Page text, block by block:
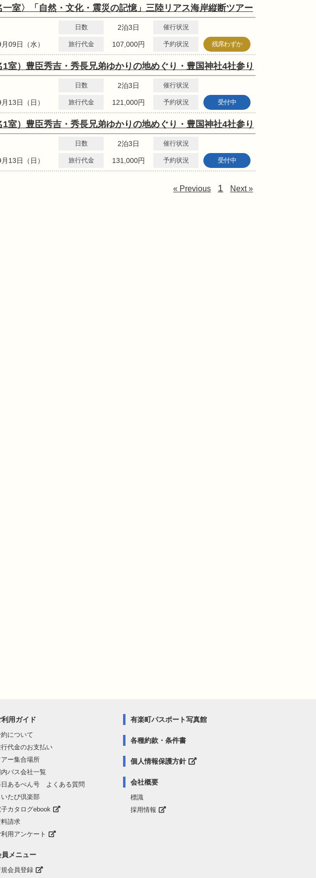
一室〉「自然・文化・震災の記憶」三陸リアス海岸縦断ツアー
日数 2泊3日 催行状況
09日（水） 旅行代金 107,000円 予約状況 残席わずか
1室）豊臣秀吉・秀長兄弟ゆかりの地めぐり・豊国神社4社参り
日数 2泊3日 催行状況
13日（日） 旅行代金 121,000円 予約状況 受付中
1室）豊臣秀吉・秀長兄弟ゆかりの地めぐり・豊国神社4社参り
日数 2泊3日 催行状況
13日（日） 旅行代金 131,000円 予約状況 受付中
« Previous 1 Next »
利用ガイド
について
代金のお支払い
アー集合場所
内バス会社一覧
日あるぺん号 よくある質問
いたび倶楽部
子カタログebook
料請求
利用アンケート
員メニュー
規会員登録
有楽町パスポート写真館
各種約款・条件書
個人情報保護方針
会社概要
標識
採用情報